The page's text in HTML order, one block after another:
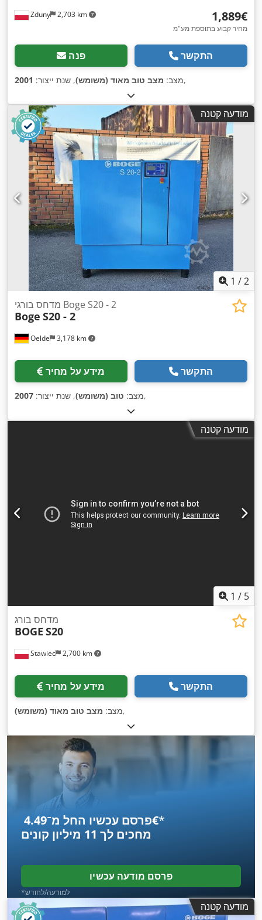
Zduny 2,703 km ‏1,889 ‏€
מחיר קבוע בתוספת מע"מ
פנה התקשר
מצב: מצב טוב מאוד (משומש), שנת ייצור: 2001 ,
מודעה קטנה
1 /2
Oelde 3,178 km
מדחס בורגי Boge S20 - 2
Boge S20 - 2
מידע על מחיר התקשר
מצב: טוב (משומש), שנת ייצור: 2007 ,
מודעה קטנה
1 / 5
Stawiec 2,700 km
מדחס בורג
BOGE S20
מידע על מחיר התקשר
מצב: מצב טוב מאוד (משומש) ,
פרסם עכשיו החל מ־‏4.49 ‏€*
מחכים לך 11 מיליון קונים
פרסם מודעה עכשיו
*למודעה/לחודש
מודעה קטנה